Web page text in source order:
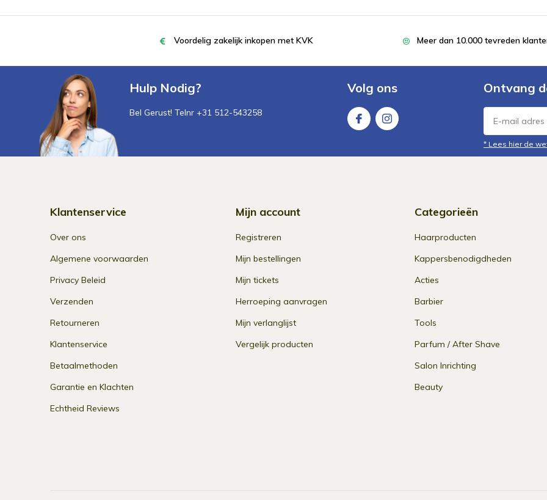
Voordelig zakelijk inkopen met KVK Meer dan 10.000 tevreden
Hulp Nodig?
Bel Gerust! Telnr +31 512-543258
Volg ons Ontvang
* Lees hier de
Klantenservice
Over ons
Algemene voorwaarden
Privacy Beleid
Verzenden
Retourneren
Klantenservice
Betaalmethoden
Garantie en Klachten
Echtheid Reviews
Mijn account
Registreren
Mijn bestellingen
Mijn tickets
Herroeping aanvragen
Mijn verlanglijst
Vergelijk producten
Categorieën
Haarproducten
Kappersbenodigdheden
Acties
Barbier
Tools
Parfum / After Shave
Salon Inrichting
Beauty